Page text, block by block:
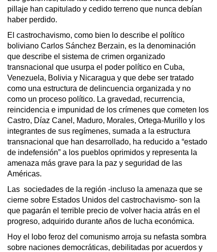
pillaje han capitulado y cedido terreno que nunca debían
haber perdido.
El castrochavismo, como bien lo describe el político
boliviano Carlos Sánchez Berzain, es la denominación
que describe el sistema de crimen organizado
transnacional que usurpa el poder político en Cuba,
Venezuela, Bolivia y Nicaragua y que debe ser tratado
como una estructura de delincuencia organizada y no
como un proceso político. La gravedad, recurrencia,
reincidencia e impunidad de los crímenes que cometen los
Castro, Díaz Canel, Maduro, Morales, Ortega-Murillo y los
integrantes de sus regímenes, sumada a la estructura
transnacional que han desarrollado, ha reducido a “estado
de indefensión” a los pueblos oprimidos y representa la
amenaza más grave para la paz y seguridad de las
Américas.
Las sociedades de la región -incluso la amenaza que se
cierne sobre Estados Unidos del castrochavismo- son la
que pagarán el terrible precio de volver hacia atrás en el
progreso, adquirido durante años de lucha económica.
Hoy el lobo feroz del comunismo arroja su nefasta sombra
sobre naciones democráticas, debilitadas por acuerdos y